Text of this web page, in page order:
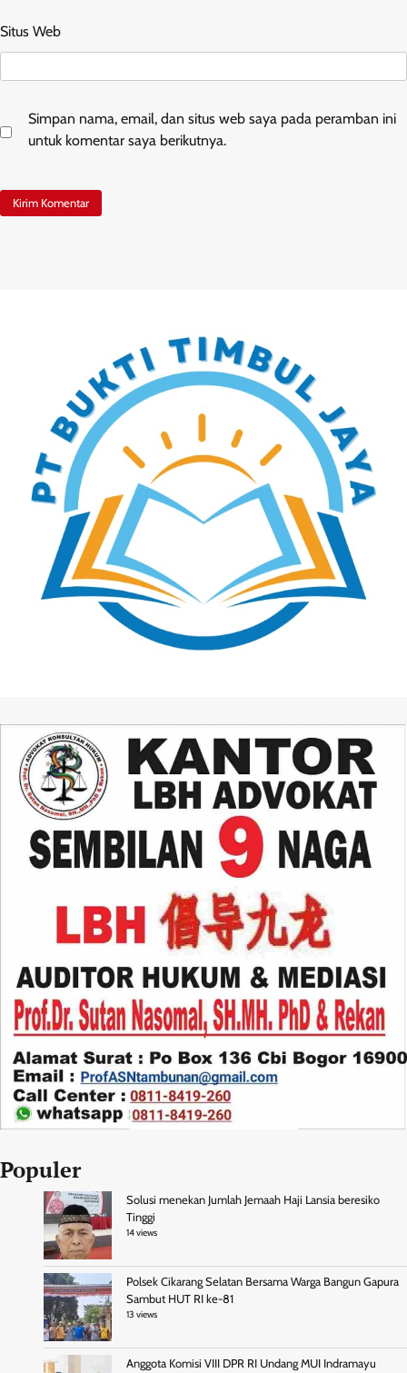
Situs Web
Simpan nama, email, dan situs web saya pada peramban ini
untuk komentar saya berikutnya.
Populer
Solusi menekan Jumlah Jemaah Haji Lansia beresiko
Tinggi
14 views
Polsek Cikarang Selatan Bersama Warga Bangun Gapura
Sambut HUT RI ke-81
13 views
Anggota Komisi VIII DPR RI Undang MUI Indramayu